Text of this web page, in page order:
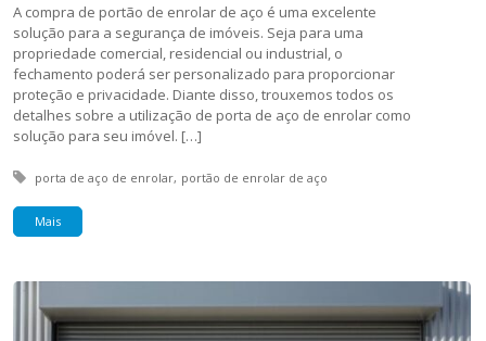
A compra de portão de enrolar de aço é uma excelente
solução para a segurança de imóveis. Seja para uma
propriedade comercial, residencial ou industrial, o
fechamento poderá ser personalizado para proporcionar
proteção e privacidade. Diante disso, trouxemos todos os
detalhes sobre a utilização de porta de aço de enrolar como
solução para seu imóvel. […]
Tagged with:
porta de aço de enrolar portão de enrolar de aço
Mais